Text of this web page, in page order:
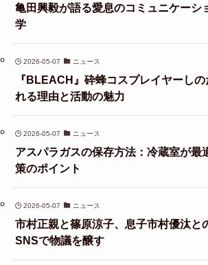
亀田興毅が語る愛息のコミュニケーシ
学
2026-05-07 ニュース
『BLEACH』砕蜂コスプレイヤーし
れる理由と活動の魅力
2026-05-07 ニュース
アスパラガスの保存方法：冷蔵室が最
策のポイント
2026-05-07 ニュース
市村正親と篠原涼子、息子市村優汰と
SNSで物議を醸す